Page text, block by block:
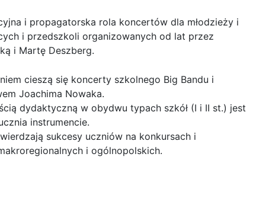
i propagatorska rola koncertów dla młodzieży i
i przedszkoli organizowanych od lat przez
i Martę Deszberg.
cieszą się koncerty szkolnego Big Bandu i
Joachima Nowaka.
dydaktyczną w obydwu typach szkół (I i II st.) jest
instrumencie.
sukcesy uczniów na konkursach i
i ogólnopolskich.